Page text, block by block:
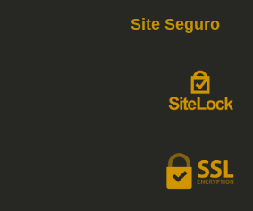
Site Seguro